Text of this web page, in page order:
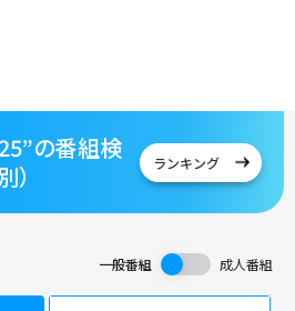
の番組検
ランキング
一般番組 成人番組